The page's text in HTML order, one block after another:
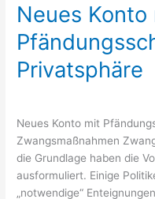
Neues Konto
Privatsphäre
Neues Konto mit
Zwangsmaßnahmen
die Grundlage haben die
ausformuliert. Einige
„notwendige“